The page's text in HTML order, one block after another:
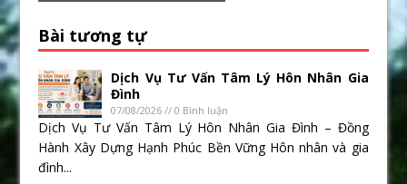
Bài tương tự
Dịch Vụ Tư Vấn Tâm Lý Hôn Nhân Gia
Đình
07/08/2026 // 0 Bình luận
Dịch Vụ Tư Vấn Tâm Lý Hôn Nhân Gia Đình – Đồng
Hành Xây Dựng Hạnh Phúc Bền Vững Hôn nhân và gia
đình...